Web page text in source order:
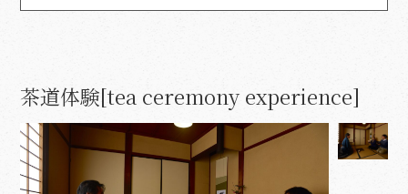
茶道体験[tea ceremony experience]